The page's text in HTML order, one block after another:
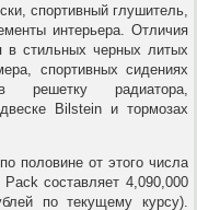
спортивный глушитель,
интерьера. Отличия
в стильных черных литых
спортивных сидениях
решетку радиатора,
Bilstein и тормозах
половине от этого числа
составляет 4,090,000
по текущему курсу).